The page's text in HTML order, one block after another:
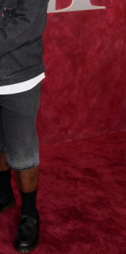
sitesi
e-posta
onay
ad/